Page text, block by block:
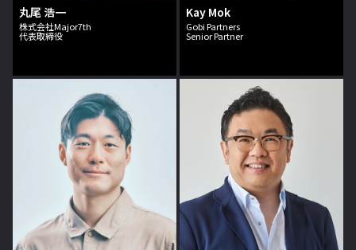
丸尾 浩一
株式会社Major7th
代表取締役
Kay Mok
Gobi Partners
Senior Partner